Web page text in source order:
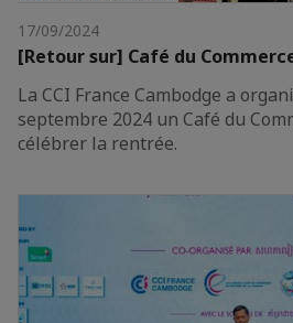
17/09/2024
[Retour sur] Café du
La CCI France Cambodge a
septembre 2024 un Café du
célébrer la rentrée.